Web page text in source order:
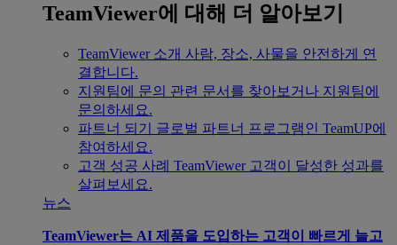
TeamViewer에 대해 더 알아보기
TeamViewer 소개 사람, 장소, 사물을 안전하게 연
결합니다.
지원팀에 문의 관련 문서를 찾아보거나 지원팀에
문의하세요.
파트너 되기
글로벌 파트너 프로그램인 TeamUP에
참여하세요.
고객 성공 사례 TeamViewer 고객이 달성한 성과를
살펴보세요.
뉴스
TeamViewer는 AI 제품을 도입하는 고객이 빠르게 늘고